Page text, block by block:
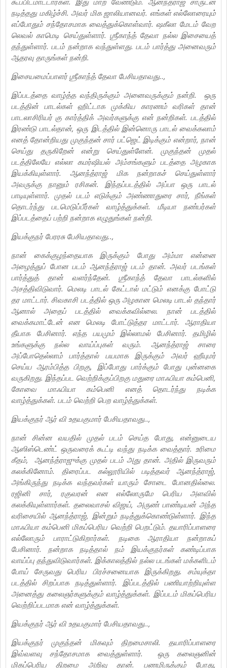
நடித்தது மகிழ்ச்சி. அவர் மிக ஜாலியானவர். எங்கள் எல்லோரையும்
எப்போதும் சந்தோசமாக வைத்துக்கொள்வார். ஷகீலா மேடம் வேற
லெவல் காமெடி செய்துள்ளார். ஶ்ரீகாந்த் தேவா நல்ல இசையைத்
தந்துள்ளார். படம் நன்றாக வந்துள்ளது. படம் பார்த்து அனைவரும்
ஆதரவு தாருங்கள் நன்றி.
இசையமைப்பாளர் ஶ்ரீகாந்த் தேவா பேசியதாவது..,
இப்படத்தை வாழ்த்த வந்திருக்கும் அனைவருக்கும் நன்றி. ஒரு
படத்தின் பாடல்கள் ஹிட்டாக முக்கிய காரணம் வரிகள் தான்
பாடலாசிரியர் கு கார்த்திக் அவர்களுக்கு என் நன்றிகள். படத்தில்
இரண்டு பாடல்தான், ஒரு இடத்தில் இன்னொரு பாடல் வைக்கலாம்
எனத் தோன்றியது முகுந்தன் சார் பட்ஜெட் இடிக்கும் என்றார், நான்
செய்து தருகிறேன் என்று செய்துள்ளேன். முகுந்தன் முதல்
படத்திலேயே எல்லா கமர்ஷியல் அம்சங்களும் படத்தை அழகாக
இயக்கியுள்ளார். ஆனந்த்ராஜ் மிக நன்றாகச் செய்துள்ளார்
அவருக்கு நானும் ரசிகன். இந்தப்படத்தில் அப்பா ஒரு பாடல்
பாடியுள்ளார். முதல் படம் எடுக்கும் அண்ணாதுரை சார், நீங்கள்
தொடர்ந்து படமெடுப்பீர்கள் வாழ்த்துக்கள். மீடியா நண்பர்கள்
இப்படத்தைப் பற்றி நன்றாக எழுதுங்கள் நன்றி.
இயக்குநர் பேரரசு பேசியதாவது..,
நான் கைக்குழந்தையாக இருக்கும் போது அம்மா என்னை
அழைத்துப் போன படம் ஆனந்த்ராஜ் படம் தான். அவர் படங்கள்
பார்த்துத் தான் வளர்ந்தேன். ஶ்ரீகாந்த் தேவா பாடல்களில்
அசத்திவிடுவார். மெலடி பாடல் கேட்டால் மட்டும் எனக்கு போட்டு
தர மாட்டார். சிவகாசி படத்தில் ஒரு அழகான மெலடி பாடல் தந்தார்
ஆனால் அதைப் படத்தில் வைக்கவில்லை. நான் படத்தில்
வைக்கமாட்டேன் என மெலடி போட்டுத்தர மாட்டார். ஆராதியா
தீயாக பேசினார். எந்த பயமும் இல்லாமல் பேசினார். தமிழில்
உங்களுக்கு நல்ல வாய்ப்புகள் வரும். ஆனந்த்ராஜ் சாரை
அப்போதெல்லாம் பார்த்தால் பயமாக இருக்கும் அவர் ஹீயுமர்
செய்ய ஆரம்பித்த பிறகு, இப்போது பார்க்கும் போது புன்னகை
வருகிறது. இந்தப்பட வெற்றிக்குப்பிறகு மதுரை மாஃபியா கம்பெனி,
கோவை மாஃபியா கம்பெனி எனத் தொடர்ந்து நடிக்க
வாழ்த்துக்கள். படம் வெற்றி பெற வாழ்த்துக்கள்.
இயக்குநர் ஆர் வி உதயகுமார் பேசியதாவது..,
நான் சின்ன வயதில் முதல் படம் செய்த போது, என்னுடைய
ஆஸிஸ்டெண்ட் ஒருவரைக் கூட்டி வந்து நடிக்க வைத்தார். உரிமை
கீதம், ஆனந்த்ராஜுக்கு முதல் படம் அது தான். அதில் இருவரும்
கலக்கினோம். திரைப்பட கல்லூரியில் படித்தவர் ஆனந்த்ராஜ்,
அங்கிருந்து நடிக்க வந்தவர்கள் யாரும் சோடை போனதில்லை.
ரஜினி சார், ரகுவரன் என எல்லோருமே பெரிய அளவில்
கலக்கியுள்ளார்கள். தலைவாசல் விஜய், அருண் பாண்டியன் அந்த
வரிசையில் ஆனந்த்ராஜ், இன்றும் நடித்துக்கொண்டுள்ளார். இந்த
மாஃபியா கம்பெனி மிகப்பெரிய வெற்றி பெறட்டும். தயாரிப்பாளரை
எல்லோரும் பாராட்டுகிறார்கள். நடிகை ஆராதியா நன்றாகப்
பேசினார். நன்றாக நடித்தால் நம் இயக்குநர்கள் கண்டிப்பாக
வாய்ப்பு தந்துவிடுவார்கள். இக்காலத்தில் நல்ல படங்கள் மக்களிடம்
போய் சேருவது பெரிய பிரச்சனையாக இருக்கிறது. சம்யுக்தா
படத்தில் சிறப்பாக நடித்துள்ளார். இப்படத்தில் பணியாற்றியுள்ள
அனைத்து கலைஞர்களுக்கும் வாழ்த்துக்கள். இப்படம் மிகப்பெரிய
வெற்றிப்படமாக என் வாழ்த்துக்கள்.
இயக்குநர் ஆர் வி உதயகுமார் பேசியதாவது..,
இயக்குநர் முகுந்தன் மிகவும் திறமைசாலி. தயாரிப்பாளரை
இவ்வளவு சந்தோசமாக வைத்துள்ளார். ஒரு கலைஞனின்
மிகப்பெரிய திறமை அறிவு தான். பணமிருக்கும் போது,